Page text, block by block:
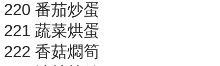
220 番茄炒蛋
221 蔬菜烘蛋
222 香菇燜筍